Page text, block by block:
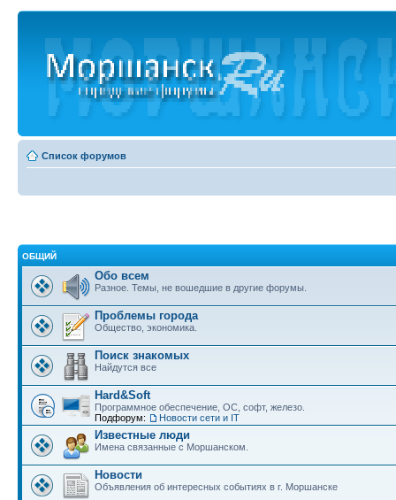
Список форумов
ОБЩИЙ
Обо всем
Разное. Темы, не вошедшие в другие форумы.
Проблемы города
Общество, экономика.
Поиск знакомых
Найдутся все
Hard&Soft
Программное обеспечение, ОС, софт, железо.
Подфорум:
Новости сети и IT
Известные люди
Имена связанные с Моршанском.
Новости
Объявления об интересных событиях в г. Моршанске